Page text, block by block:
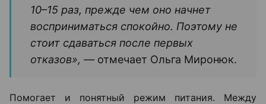
10–15 раз, прежде чем оно начнет
восприниматься спокойно. Поэтому не
стоит сдаваться после первых
отказов», — отмечает Ольга Миронюк.
Помогает и понятный режим питания. Между